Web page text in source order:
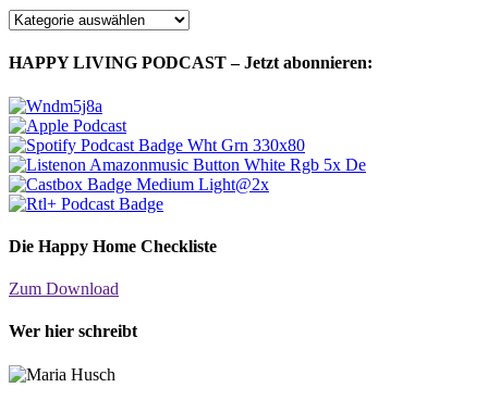
Andere
HAPPY LIVING PODCAST – Jetzt abonnieren:
Die Happy Home Checkliste
Zum Download
Wer hier schreibt